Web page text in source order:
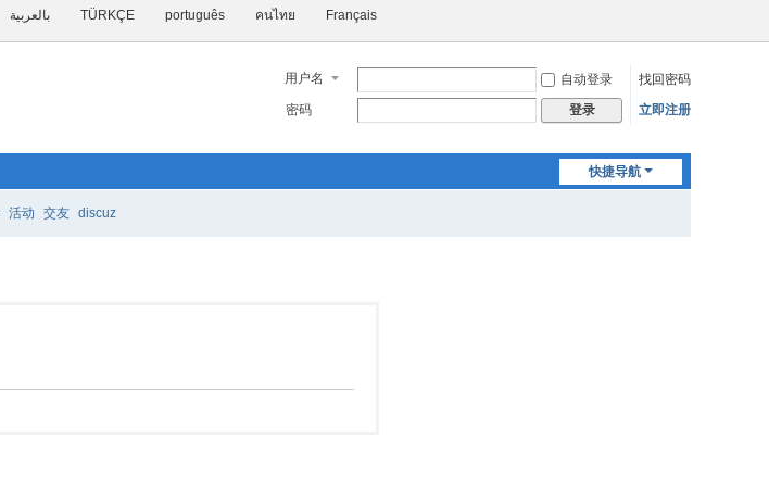
بالعربية TÜRKÇE português คนไทย Français
用户名 自动登录
找回密码
密码
登录 立即注册
快捷导航
活动 交友 discuz